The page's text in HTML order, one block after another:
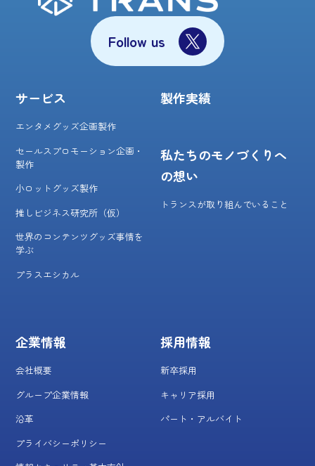
Follow us
サービス
エンタメグッズ企画製作
セールスプロモーション企画・
製作
小ロットグッズ製作
推しビジネス研究所（仮）
世界のコンテンツグッズ事情を
学ぶ
プラスエシカル
製作実績
私たちのモノづくりへ
の想い
トランスが取り組んでいること
企業情報
会社概要
グループ企業情報
沿革
プライバシーポリシー
採用情報
新卒採用
キャリア採用
パート・アルバイト